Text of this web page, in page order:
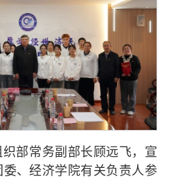
部常务副部长顾远飞，宣
、经济学院有关负责人参